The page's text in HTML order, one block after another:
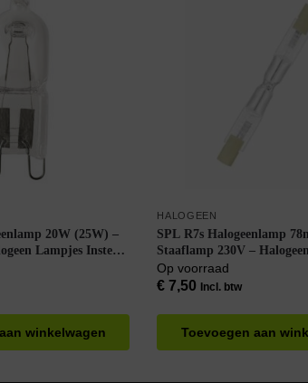
20W (25W) –
Lampjes Insteek
Dimbaar
winkelwagen
HALOGEEN
SPL R7s Halogeenlamp
Staaflamp 230V –
Insteek – Dimbaar – Warm
Op voorraad
€ 7,50 Incl. btw
Toevoegen aan